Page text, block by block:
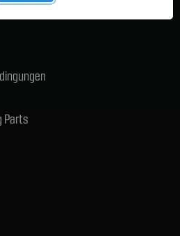
Parts